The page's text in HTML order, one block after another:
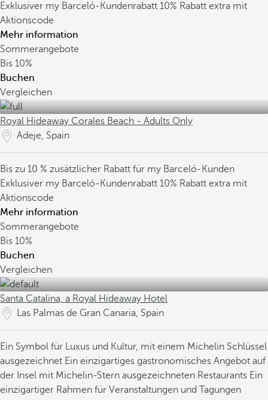
Exklusiver my Barceló-Kundenrabatt 10% Rabatt extra mit
Aktionscode
Mehr information
Sommerangebote
Bis 10%
Buchen
Vergleichen
Royal Hideaway Corales Beach - Adults Only
Adeje, Spain
Bis zu 10 % zusätzlicher Rabatt für my Barceló-Kunden
Exklusiver my Barceló-Kundenrabatt 10% Rabatt extra mit
Aktionscode
Mehr information
Sommerangebote
Bis 10%
Buchen
Vergleichen
Santa Catalina, a Royal Hideaway Hotel
Las Palmas de Gran Canaria, Spain
Ein Symbol für Luxus und Kultur, mit einem Michelin Schlüssel
ausgezeichnet Ein einzigartiges gastronomisches Angebot auf
der Insel mit Michelin-Stern ausgezeichneten Restaurants Ein
einzigartiger Rahmen für Veranstaltungen und Tagungen